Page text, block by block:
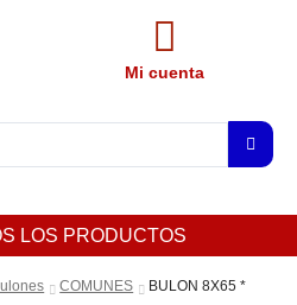
Mi cuenta
LOS PRODUCTOS
COMUNES BULON 8X65 *